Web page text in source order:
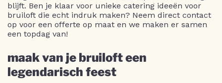
blijft. Ben je klaar voor unieke catering ideeën voor
bruiloft die echt indruk maken? Neem direct contact
op voor een offerte op maat en we maken er samen
een topdag van!
maak van je bruiloft een
legendarisch feest